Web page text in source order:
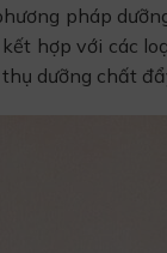
pháp
hợp với các
dưỡng chất